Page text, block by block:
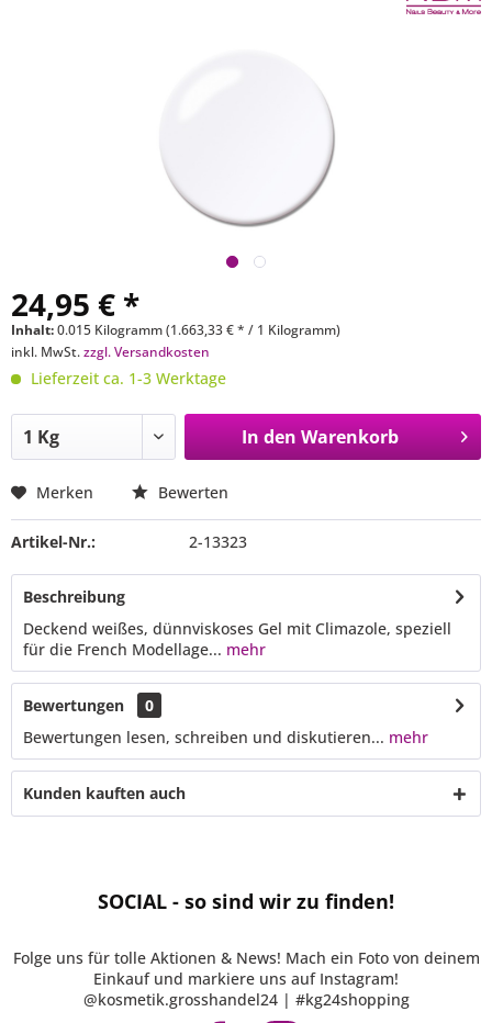
24,95 € *
Inhalt:0.015 Kilogramm (1.663,33 € * / 1 Kilogramm)
inkl. MwSt.zzgl. Versandkosten
Lieferzeit ca. 1-3 Werktage
In den Warenkorb
Merken Bewerten
Artikel-Nr.: 2-13323
Beschreibung
Deckend weißes, dünnviskoses Gel mit Climazole, speziell
für die French Modellage... mehr
Bewertungen
0
Bewertungen lesen, schreiben und diskutieren... mehr
Kunden kauften auch
SOCIAL - so sind wir zu finden!
Folge uns für tolle Aktionen & News! Mach ein Foto von deinem
Einkauf und markiere uns auf Instagram!
@kosmetik.grosshandel24 | #kg24shopping